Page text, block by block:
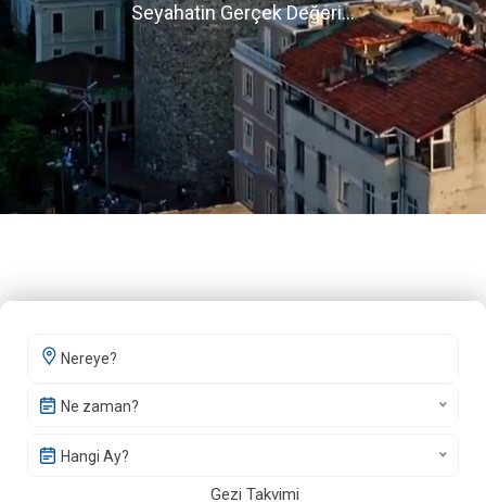
Seyahatin Gerçek Değeri...
Ne zaman?
Hangi Ay?
Gezi Takvimi